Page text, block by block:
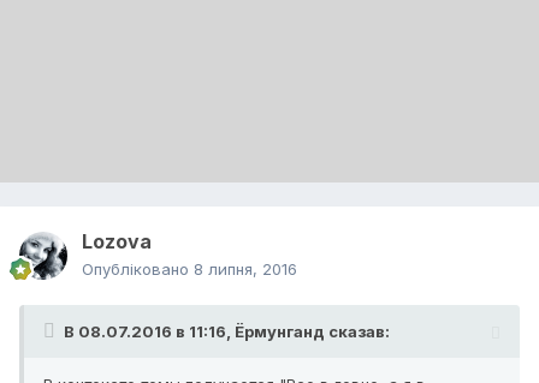
Lozova
Опубліковано 8 липня, 2016
В 08.07.2016 в 11:16, Ёрмунганд сказав: